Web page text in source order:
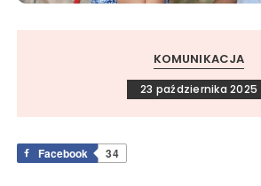
KOMUNIKACJA
23 października 2025
Facebook 34